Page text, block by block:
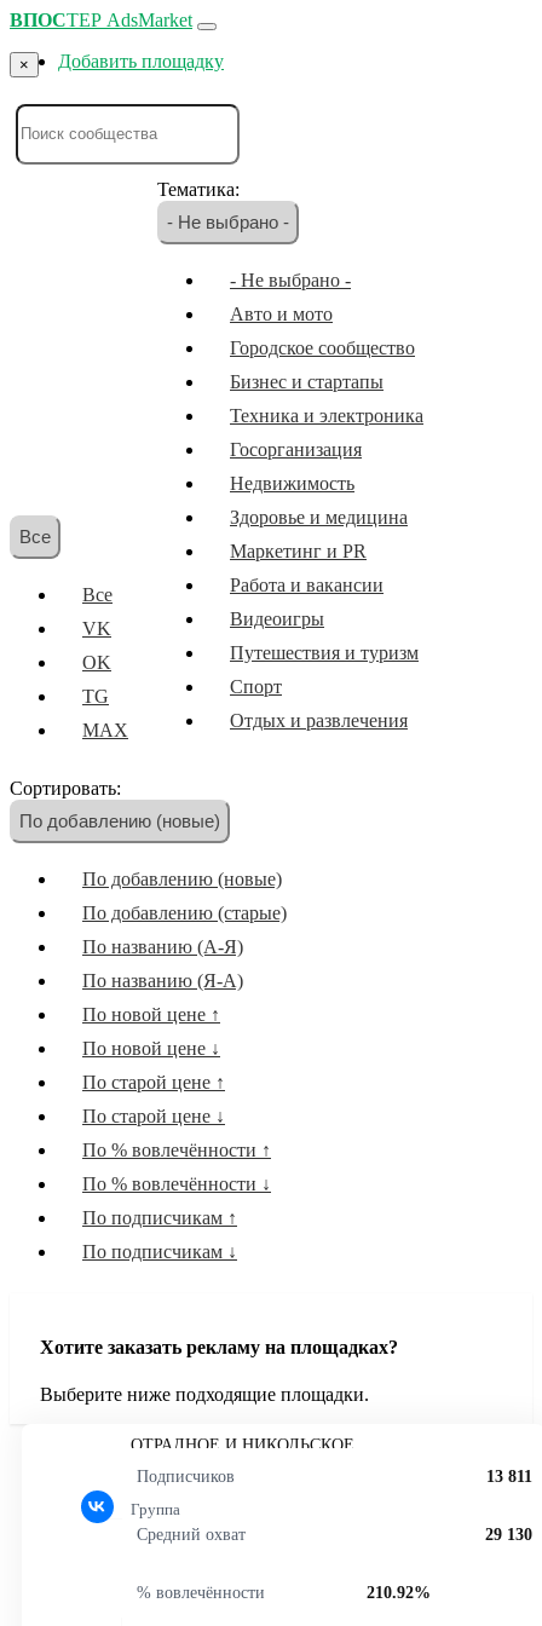
ВПОСТЕР AdsMarket
Добавить площадку
×
Все
Все
VK
OK
TG
MAX
Тематика:
- Не выбрано -
- Не выбрано -
Авто и мото
Городское сообщество
Бизнес и стартапы
Техника и электроника
Госорганизация
Недвижимость
Здоровье и медицина
Маркетинг и PR
Работа и вакансии
Видеоигры
Путешествия и туризм
Спорт
Отдых и развлечения
Иностранные языки
Еда и кулинария
Мотивация и саморазвитие
Музыка
Юриспруденция
Объявления
Красота и уход
Мода и стиль
Книги, Аудиокниги и Подкасты
Искусство и дизайн
Экономика и Финансы
История
Сортировать:
По добавлению (новые)
По добавлению (новые)
По добавлению (старые)
По названию (А-Я)
По названию (Я-А)
По новой цене ↑
По новой цене ↓
По старой цене ↑
По старой цене ↓
По % вовлечённости ↑
По % вовлечённости ↓
По подписчикам ↑
По подписчикам ↓
Хотите заказать рекламу на площадках?
Выберите ниже подходящие площадки.
ОТРАДНОЕ И НИКОЛЬСКОЕ
Группа
Подписчиков 13 811
Средний охват 29 130
% вовлечённости 210.92%